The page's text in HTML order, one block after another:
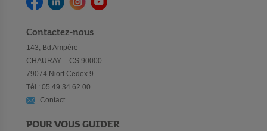
Contactez-nous
143, Bd Ampère
CHAURAY – CS 90000
79074 Niort Cedex 9
Tél : 05 49 34 62 00
Contact
POUR VOUS GUIDER